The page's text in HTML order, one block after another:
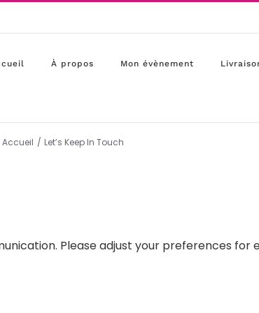
À propos Mon évènement
Accueil Let’s Keep In Touch
Please adjust your preferences